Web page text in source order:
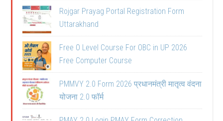
Rojgar Prayag Portal Registration Form
Uttarakhand
Free O Level Course For OBC in UP 2026
Free Computer Course
PMMVY 2.0 Form 2026 प्रधानमंत्री मातृत्व वंदना
योजना 2.0 फॉर्म